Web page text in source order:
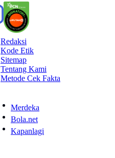
Redaksi
Kode Etik
Sitemap
Tentang Kami
Metode Cek Fakta
Merdeka
Bola.net
Kapanlagi